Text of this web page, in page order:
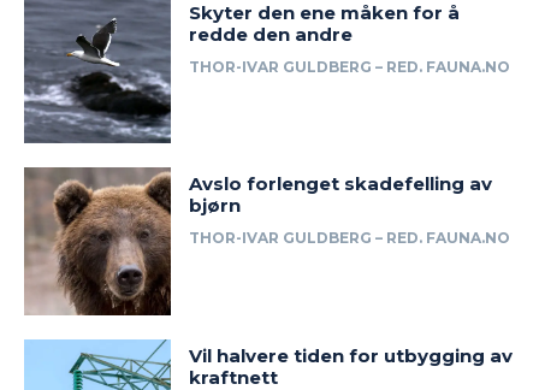
Skyter den ene måken for å
redde den andre
THOR-IVAR GULDBERG – RED. FAUNA.NO
Avslo forlenget skadefelling av
bjørn
THOR-IVAR GULDBERG – RED. FAUNA.NO
Vil halvere tiden for utbygging av
kraftnett